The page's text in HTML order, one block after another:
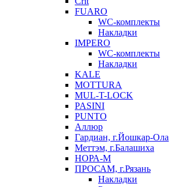
FUARO
WC-комплекты
Накладки
IMPERO
WC-комплекты
Накладки
KALE
MOTTURA
MUL-T-LOCK
PASINI
PUNTO
Аллюр
Гардиан, г.Йошкар-Ола
Меттэм, г.Балашиха
НОРА-М
ПРОСАМ, г.Рязань
Накладки